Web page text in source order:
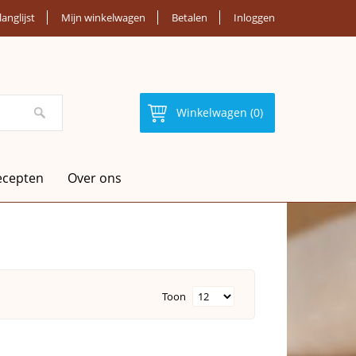
Mijn winkelwagen Betalen Inloggen
Winkelwagen (0)
Over ons
Toon